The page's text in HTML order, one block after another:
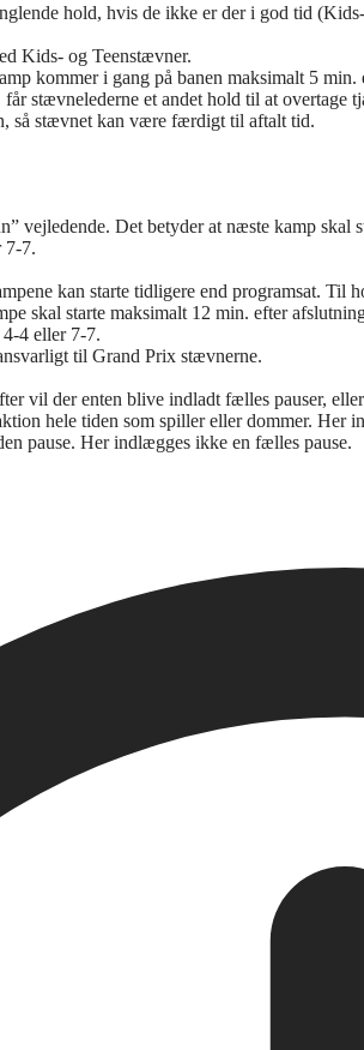
hold, hvis de ikke er der i god tid
Kids- og Teenstævner.
kommer i gang på banen maksimalt 5
stævnelederne et andet hold til at overtage
så stævnet kan være færdigt til aftalt tid.
vejledende. Det betyder at næste kamp skal
7-7.
kan starte tidligere end programsat.
skal starte maksimalt 12 min. efter
4 eller 7-7.
til Grand Prix stævnerne.
vil der enten blive indladt fælles pauser,
hele tiden som spiller eller dommer. Her
pause. Her indlægges ikke en fælles pause.